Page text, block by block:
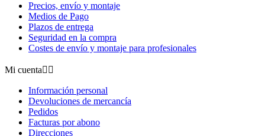
Precios, envío y montaje
Medios de Pago
Plazos de entrega
Seguridad en la compra
Costes de envío y montaje para profesionales
Mi cuenta 
Información personal
Devoluciones de mercancía
Pedidos
Facturas por abono
Direcciones